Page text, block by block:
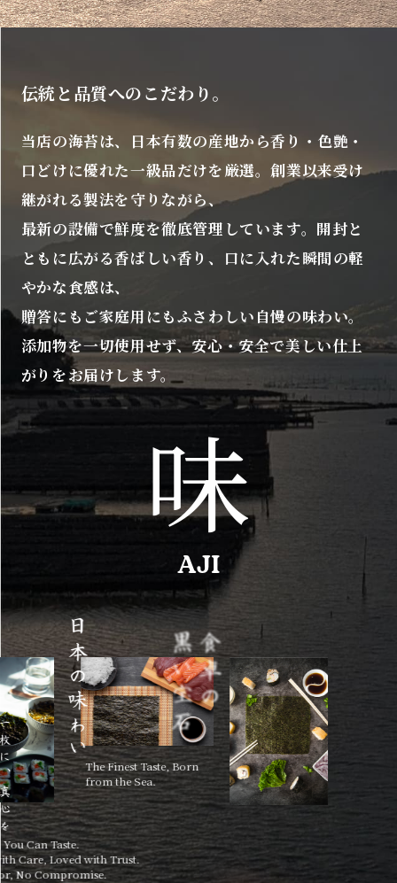
伝統と品質へのこだわり。
当店の海苔は、日本有数の産地から香り・色艶・
口どけに優れた一級品だけを厳選。創業以来受け
継がれる製法を守りながら、
最新の設備で鮮度を徹底管理しています。開封と
ともに広がる香ばしい香り、口に入れた瞬間の軽
やかな食感は、
贈答にもご家庭用にもふさわしい自慢の味わい。
添加物を一切使用せず、安心・安全で美しい仕上
がりをお届けします。
味
AJI
日本の味わい 食卓の
黒い宝石
The Finest Taste, Born
from the Sea.
海の恵み
一切の妥協なし
旨みの一枚
Can Taste.
Loved with Trust.
Compromise.